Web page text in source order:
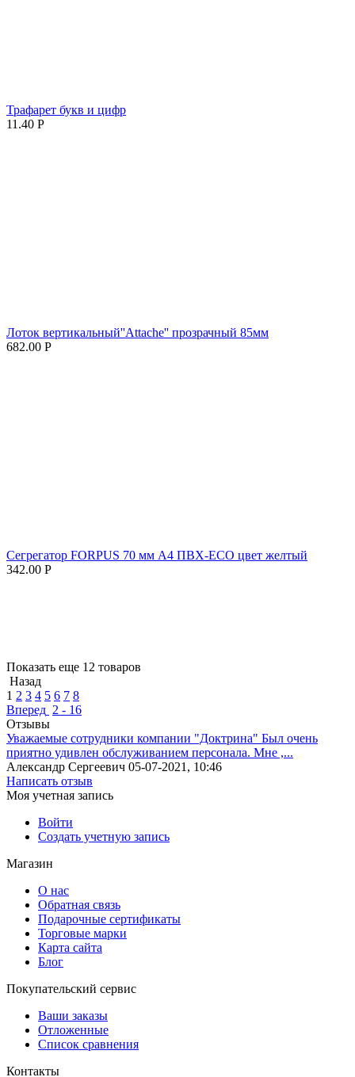
Трафарет букв и цифр
11.40 Р
Лоток вертикальный''Attache'' прозрачный 85мм
682.00 Р
Сегрегатор FORPUS 70 мм А4 ПВХ-ECO цвет желтый
342.00 Р
Показать еще 12 товаров
Назад
1 2 3 4 5 6 7 8
Вперед 2 - 16
Отзывы
Уважаемые сотрудники компании "Доктрина" Был очень
приятно удивлен обслуживанием персонала. Мне ,...
Александр Сергеевич 05-07-2021, 10:46
Написать отзыв
Моя учетная запись
Войти
Создать учетную запись
Магазин
О нас
Обратная связь
Подарочные сертификаты
Торговые марки
Карта сайта
Блог
Покупательский сервис
Ваши заказы
Отложенные
Список сравнения
Контакты